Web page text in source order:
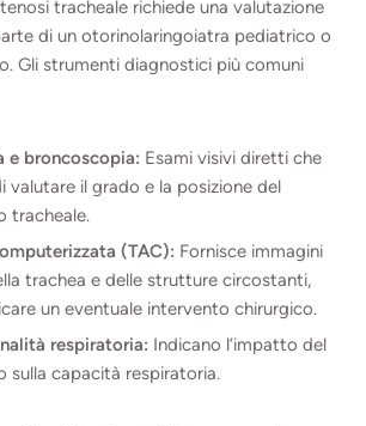
tracheale richiede una valutazione
di un otorinolaringoiatra pediatrico o
Gli strumenti diagnostici più comuni
e broncoscopia: Esami visivi diretti che
valutare il grado e la posizione del
tracheale.
(TAC): Fornisce immagini
trachea e delle strutture circostanti,
un eventuale intervento chirurgico.
respiratoria: Indicano l’impatto del
sulla capacità respiratoria.